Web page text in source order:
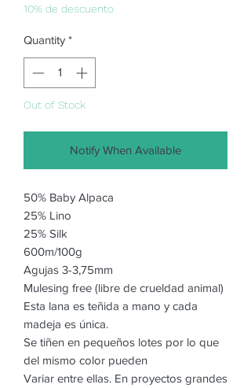
10% de descuento
Quantity *
Out of Stock
Notify When Available
50% Baby Alpaca
25% Lino
25% Silk
600m/100g
Agujas 3-3,75mm
Mulesing free (libre de crueldad animal)
Esta lana es teñida a mano y cada
madeja es única.
Se tiñen en pequeños lotes por lo que
del mismo color pueden
Variar entre ellas. En proyectos grandes